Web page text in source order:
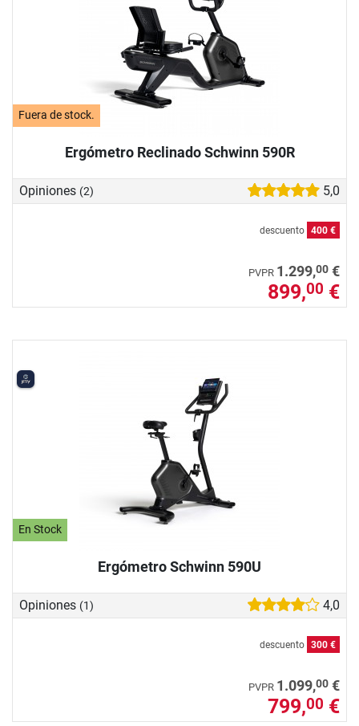
Fuera de stock.
Ergómetro Reclinado Schwinn 590R
Opiniones (2) 5,0
descuento 400 €
PVPR 1.299,00 €
899,00 €
En Stock
Ergómetro Schwinn 590U
Opiniones (1) 4,0
descuento 300 €
PVPR 1.099,00 €
799,00 €